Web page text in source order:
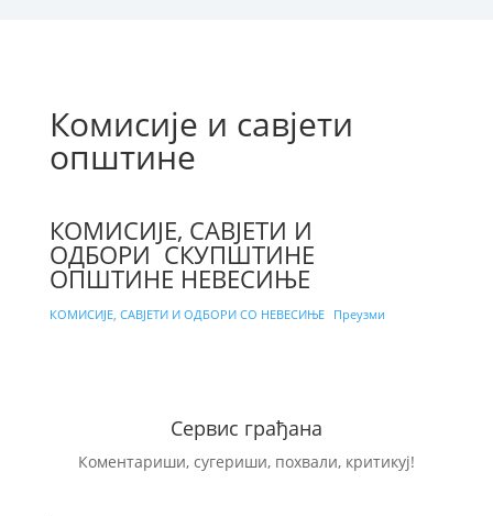
Комисије и савјети
општине
КОМИСИЈЕ, САВЈЕТИ И
ОДБОРИ СКУПШТИНЕ
ОПШТИНЕ НЕВЕСИЊЕ
КОМИСИЈЕ, САВЈЕТИ И ОДБОРИ СО НЕВЕСИЊЕ Преузми
Сервис грађана
Коментариши, сугериши, похвали, критикуј!